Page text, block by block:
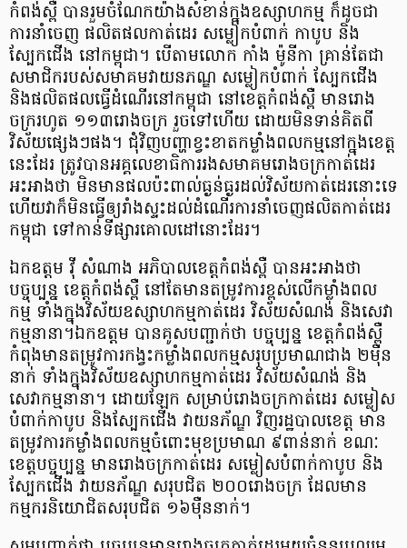
កំពង់ស្ពឺ បានរួមចំណែកយ៉ាងសំខាន់ក្នុងឧស្សាហកម្ម ក៏ដូចជា
ការនាំចេញ ផលិតផលកាត់ដេរ សម្លៀកបំពាក់ កាបូប និង
ស្បែកជើង នៅកម្ពុជា។ បើតាមលោក កាំង ម៉ូនីកា គ្រាន់តែជា
សមាជិករបស់សមាគមវាយនភណ្ឌ សម្លៀកបំពាក់ ស្បែកជើង
និងផលិតផលធ្វើដំណើរនៅកម្ពុជា នៅខេត្តកំពង់ស្ពឺ មានរោង
ចក្ររហូត ១១៣រោងចក្រ រួចទៅហើយ ដោយមិនទាន់គិតពី
វិស័យផ្សេងៗផង។ ជុំវិញបញ្ហាខ្វះខាតកម្លាំងពលកម្មនៅក្នុងខេត្ត
នេះដែរ ត្រូវបានអគ្គលេខាធិការរងសមាគមរោងចក្រកាត់ដេរ
អះអាងថា មិនមានផលប៉ះពាល់ធ្ងន់ធ្ងរដល់វិស័យកាត់ដេរនោះទេ
ហើយវាក៏មិនធ្វើឲ្យរាំងស្ទះដល់ដំណើរការនាំចេញផលិតកាត់ដេរ
កម្ពុជា ទៅកាន់ទីផ្សារគោលដៅ​នោះដែរ។
ឯកឧត្តម វ៉ី សំណាង អភិបាលខេត្តកំពង់ស្ពឺ បានអះអាងថា
បច្ចុប្បន្ន ខេត្តកំពង់ស្ពឺ នៅតែមានតម្រូវការខ្ពស់លើកម្លាំងពល
កម្ម ទាំងក្នុងវិស័យឧស្សាហកម្មកាត់ដេរ វិស័យសំណង់ និងសេវា
កម្មនានា។ឯកឧត្តម បានគូសបញ្ជាក់ថា បច្ចុប្បន្ន ខេត្តកំពង់ស្ពឺ
កំពុងមានតម្រូវការកង្វះកម្លាំងពលកម្មសរុបប្រមាណជាង ២ម៉ឺន
នាក់ ទាំងក្នុងវិស័យឧស្សាហកម្មកាត់ដេរ វិស័យសំណង់ និង
សេវាកម្មនានា។ ដោយឡែក សម្រាប់រោងចក្រកាត់ដេរ សម្លៀស
បំពាក់កាបូប និងស្បែកជើង វាយនភ័ណ្ឌ វិញរដ្ឋបាលខេត្ត មាន
តម្រូវការកម្លាំងពលកម្មចំពោះមុខប្រមាណ ៩ពាន់នាក់ ខណៈ
ខេត្តបច្ចុប្បន្ន មានរោងចក្រកាត់ដេរ សម្លៀសបំពាក់កាបូប និង
ស្បែកជើង វាយនភ័ណ្ឌ សរុបជិត ២០០រោងចក្រ ដែលមាន
កម្មករនិយោជិតសរុបជិត ១៦ម៉ឺននាក់។